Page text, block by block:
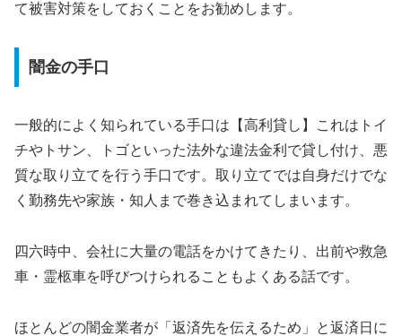
て被害対策をしておくことをお勧めします。
闇金の手口
一般的によく知られている手口は【高利貸し】これはトイ
チやトサン、トゴといった法外な違法金利で貸し付け、悪
質な取り立てを行う手口です。取り立てでは自身だけでな
く勤務先や家族・知人まで巻き込まれてしまいます。
四六時中、会社に大量の電話をかけてきたり、出前や救急
車・霊柩車を呼びつけられることもよくある話です。
ほとんどの闇金業者が「返済先を伝えるため」と返済日に